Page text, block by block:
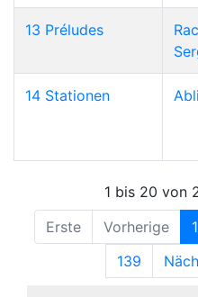
13 Préludes
14 Stationen
1 bis 20 von
Erste
Vorherige 1
139